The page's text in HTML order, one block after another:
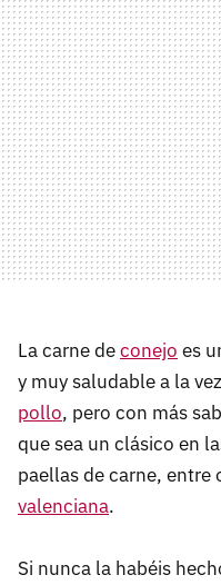
La carne deconejo es
y muy saludable a la
pollo, pero con más
que sea un clásico en
paellas de carne,
valenciana.
Si nunca la habéis